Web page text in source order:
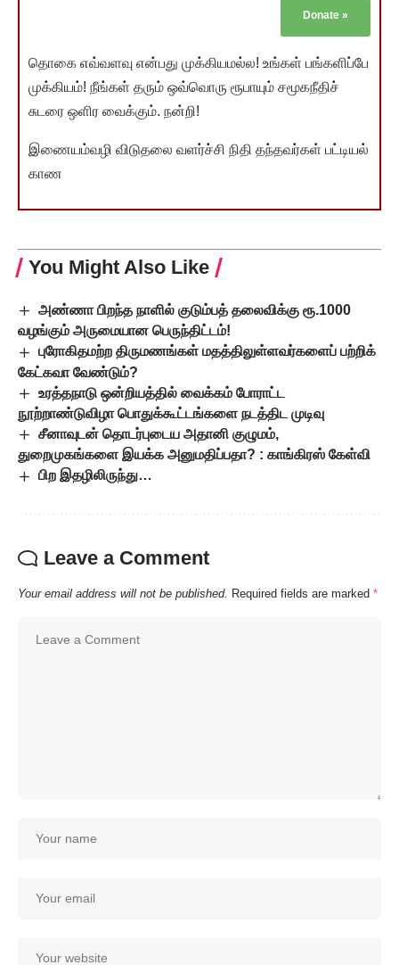
Donate »
தொகை எவ்வளவு என்பது முக்கியமல்ல! உங்கள் பங்களிப்பே
முக்கியம்! நீங்கள் தரும் ஒவ்வொரு ரூபாயும் சமூகநீதிச்
சுடரை ஒளிர வைக்கும். நன்றி!
இணையம்வழி விடுதலை வளர்ச்சி நிதி தந்தவர்கள் பட்டியல்
காண
You Might Also Like
அண்ணா பிறந்த நாளில் குடும்பத் தலைவிக்கு ரூ.1000
வழங்கும் அருமையான பெருந்திட்டம்!
புரோகிதமற்ற திருமணங்கள் மதத்திலுள்ளவர்களைப் பற்றிக்
கேட்கவா வேண்டும்?
உரத்தநாடு ஒன்றியத்தில் வைக்கம் போராட்ட
நூற்றாண்டுவிழா பொதுக்கூட்டங்களை நடத்திட முடிவு
சீனாவுடன் தொடர்புடைய அதானி குழுமம்,
துறைமுகங்களை இயக்க அனுமதிப்பதா? : காங்கிரஸ் கேள்வி
பிற இதழிலிருந்து…
Leave a Comment
Your email address will not be published. Required fields are marked *